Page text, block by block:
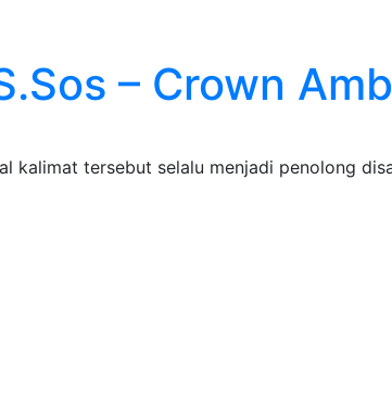
– Crown
kalimat tersebut selalu menjadi penolong